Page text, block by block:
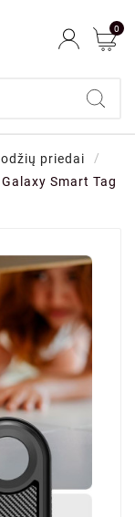
0
priedai
Smart Tag